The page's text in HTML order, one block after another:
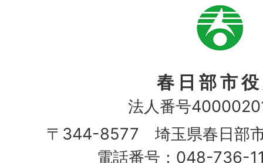
市
章
春日部市
法人番号
〒344-8577 埼玉県春日部
電話番号：048-736-